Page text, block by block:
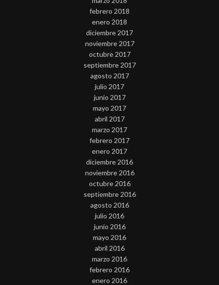
febrero 2018
enero 2018
diciembre 2017
noviembre 2017
octubre 2017
septiembre 2017
agosto 2017
julio 2017
junio 2017
mayo 2017
abril 2017
marzo 2017
febrero 2017
enero 2017
diciembre 2016
noviembre 2016
octubre 2016
septiembre 2016
agosto 2016
julio 2016
junio 2016
mayo 2016
abril 2016
marzo 2016
febrero 2016
enero 2016